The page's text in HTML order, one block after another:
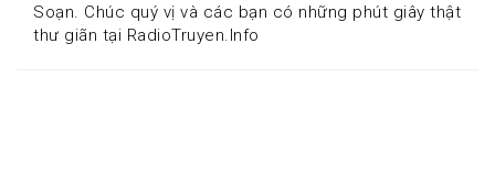
Soạn. Chúc quý vị và các bạn có những phút giây thật
thư giãn tại RadioTruyen.Info